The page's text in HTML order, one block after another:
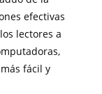
efectivas
lectores a
fácil y